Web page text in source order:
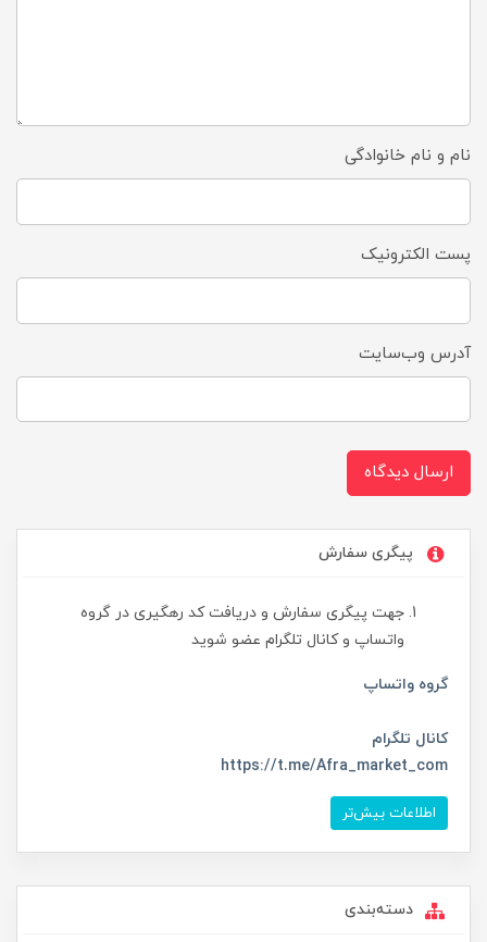
نام و نام خانوادگی
پست الکترونیک
آدرس وب‌سایت
ارسال دیدگاه
پیگری سفارش
جهت پیگری سفارش و دریافت کد رهگیری در گروه
واتساپ و کانال تلگرام عضو شوید
گروه واتساپ
کانال تلگرام
https://t.me/Afra_market_com
اطلاعات بیش‌تر
دسته‌بندی